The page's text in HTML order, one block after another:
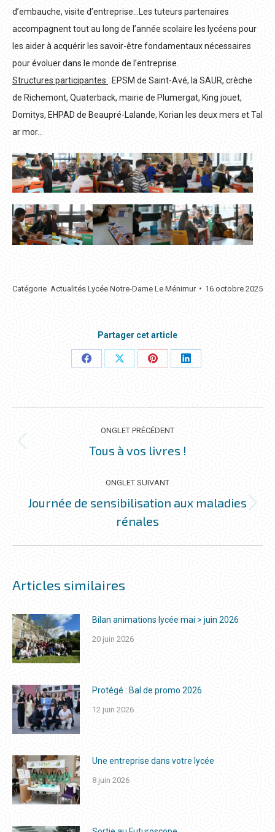
d’embauche, visite d’entreprise…Les tuteurs partenaires
accompagnent tout au long de l’année scolaire les lycéens pour
les aider à acquérir les savoir-être fondamentaux nécessaires
pour évoluer dans le monde de l’entreprise.
Structures participantes : EPSM de Saint-Avé, la SAUR, crèche
de Richemont, Quaterback, mairie de Plumergat, King jouet,
Domitys, EHPAD de Beaupré-Lalande, Korian les deux mers et Tal
ar mor…
Catégorie Actualités Lycée Notre-Dame Le Ménimur 16 octobre 2025
Partager cet article
PartagerPartagerPartagerPartager
NAVIGATION
DE
COMMENTAIRE
ONGLET PRÉCÉDENT
Onglet
Tous à vos livres !
ONGLET SUIVANT
Onglet
suivant
Journée de sensibilisation aux maladies
rénales
Articles similaires
Bilan animations lycée mai > juin 2026
20 juin 2026
Protégé : Bal de promo 2026
12 juin 2026
Une entreprise dans votre lycée
8 juin 2026